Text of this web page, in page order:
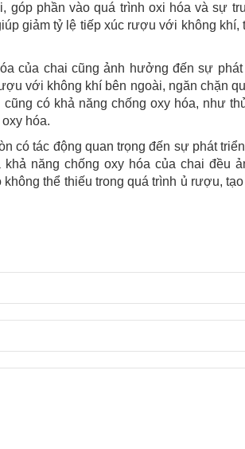
góp phần vào quá trình oxi hóa và sự
giảm tỷ lệ tiếp xúc rượu với không khí,
của chai cũng ảnh hưởng đến sự
với không khí bên ngoài, ngăn chặn
có khả năng chống oxy hóa, như
hóa.
có tác động quan trọng đến sự phát
năng chống oxy hóa của chai đều
thể thiếu trong quá trình ủ rượu,